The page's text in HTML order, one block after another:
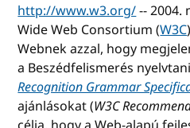
http://www.w3.org/-- 2004.
Wide Web Consortium (W3C
Webnek azzal, hogy
a Beszédfelismerés
Recognition Grammar
ajánlásokat (W3C